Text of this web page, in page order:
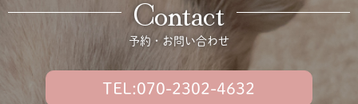
Contact
予約・お問い合わせ
TEL:070-2302-4632